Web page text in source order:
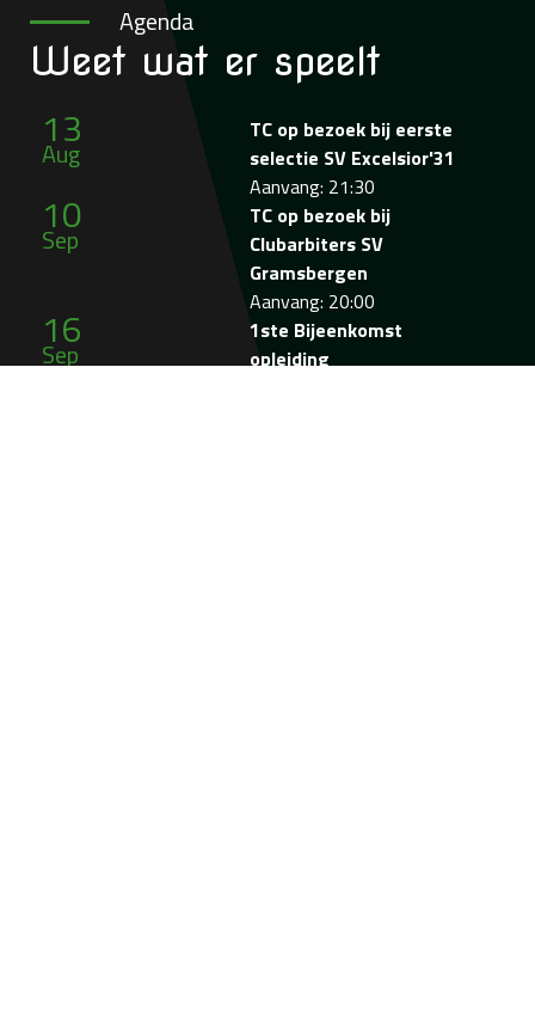
Agenda
Weet wat er speelt
13
Aug
TC op bezoek bij eerste
selectie SV Excelsior'31
Aanvang: 21:30
10
Sep
TC op bezoek bij
Clubarbiters SV
Gramsbergen
Aanvang: 20:00
16
Sep
1ste Bijeenkomst
opleiding